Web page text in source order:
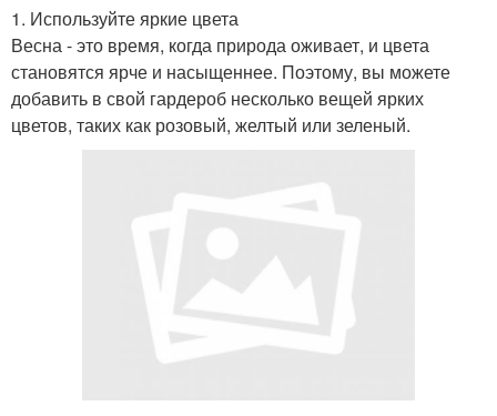
1. Используйте яркие цвета
Весна - это время, когда природа оживает, и цвета
становятся ярче и насыщеннее. Поэтому, вы можете
добавить в свой гардероб несколько вещей ярких
цветов, таких как розовый, желтый или зеленый.